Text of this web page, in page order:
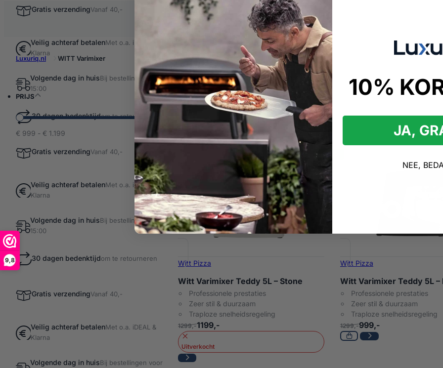
9,8
Gratis verzendingVanaf 40,-
Veilig achteraf betalenMet o.a. iDEAL &
Klarna
Volgende dag in huisBij bestellingen voor
15:00
30 dagen bedenktijdom te retourneren
Gratis verzendingVanaf 40,-
Veilig achteraf betalenMet o.a. iDEAL &
Klarna
Volgende dag in huisBij bestellingen voor
15:00
30 dagen bedenktijdom te retourneren
Gratis verzendingVanaf 40,-
Veilig achteraf betalenMet o.a. iDEAL &
Klarna
Volgende dag in huisBij bestellingen voor
Luxuriq.nl WITT Varimixer
Filter resultaten
PRIJS
€ 999 - € 1.199
WITT Varimixerkopen
WITT Varimixer Producten
Witt Pizza
Witt Varimixer Teddy 5L – Stone
Professionele prestaties
Zeer stil & duurzaam
Traploze snelheidsregeling
1299,-1199,-
Uitverkocht
-23%
Witt Pizza
Witt Varimixer Teddy 5L –
Professionele prestaties
Zeer stil & duurzaam
Traploze snelheidsregeling
1299,-999,-
10%
JA,
NEE,